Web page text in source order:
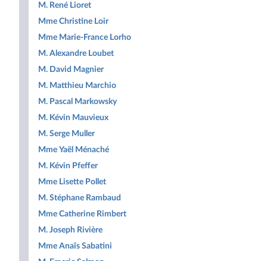
M. René Lioret
Mme Christine Loir
Mme Marie-France Lorho
M. Alexandre Loubet
M. David Magnier
M. Matthieu Marchio
M. Pascal Markowsky
M. Kévin Mauvieux
M. Serge Muller
Mme Yaël Ménaché
M. Kévin Pfeffer
Mme Lisette Pollet
M. Stéphane Rambaud
Mme Catherine Rimbert
M. Joseph Rivière
Mme Anaïs Sabatini